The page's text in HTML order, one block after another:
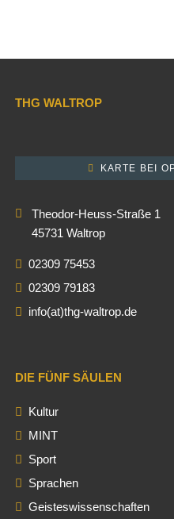
THG WALTROP
KARTE BEI
Theodor-Heuss-Straße 1
45731 Waltrop
02309 75453
02309 79183
info(at)thg-waltrop.de
DIE FÜNF SÄULEN
Kultur
MINT
Sport
Sprachen
Geisteswissenschaften